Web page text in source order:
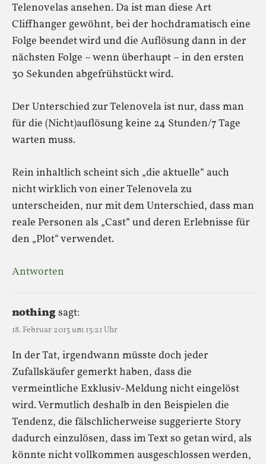
Telenovelas ansehen. Da ist man diese Art
Cliffhanger gewöhnt, bei der hochdramatisch eine
Folge beendet wird und die Auflösung dann in der
nächsten Folge – wenn überhaupt – in den ersten
30 Sekunden abgefrühstückt wird.
Der Unterschied zur Telenovela ist nur, dass man
für die (Nicht)auflösung keine 24 Stunden/7 Tage
warten muss.
Rein inhaltlich scheint sich „die aktuelle“ auch
nicht wirklich von einer Telenovela zu
unterscheiden, nur mit dem Unterschied, dass man
reale Personen als „Cast“ und deren Erlebnisse für
den „Plot“ verwendet.
Antworten
nothingsagt:
18. Februar 2013 um 13:21 Uhr
In der Tat, irgendwann müsste doch jeder
Zufallskäufer gemerkt haben, dass die
vermeintliche Exklusiv-Meldung nicht eingelöst
wird. Vermutlich deshalb in den Beispielen die
Tendenz, die fälschlicherweise suggerierte Story
dadurch einzulösen, dass im Text so getan wird, als
könnte nicht vollkommen ausgeschlossen werden,